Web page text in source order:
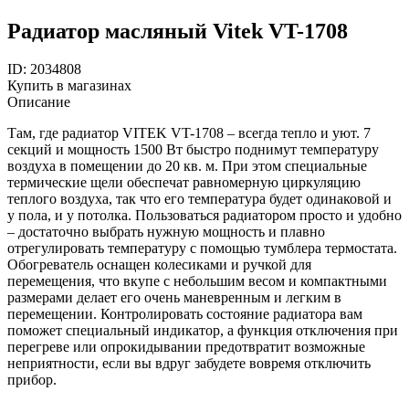
Радиатор масляный Vitek VT-1708
ID: 2034808
Купить в магазинах
Описание
Там, где радиатор VITEK VT-1708 – всегда тепло и уют. 7
секций и мощность 1500 Вт быстро поднимут температуру
воздуха в помещении до 20 кв. м. При этом специальные
термические щели обеспечат равномерную циркуляцию
теплого воздуха, так что его температура будет одинаковой и
у пола, и у потолка. Пользоваться радиатором просто и удобно
– достаточно выбрать нужную мощность и плавно
отрегулировать температуру с помощью тумблера термостата.
Обогреватель оснащен колесиками и ручкой для
перемещения, что вкупе с небольшим весом и компактными
размерами делает его очень маневренным и легким в
перемещении. Контролировать состояние радиатора вам
поможет специальный индикатор, а функция отключения при
перегреве или опрокидывании предотвратит возможные
неприятности, если вы вдруг забудете вовремя отключить
прибор.